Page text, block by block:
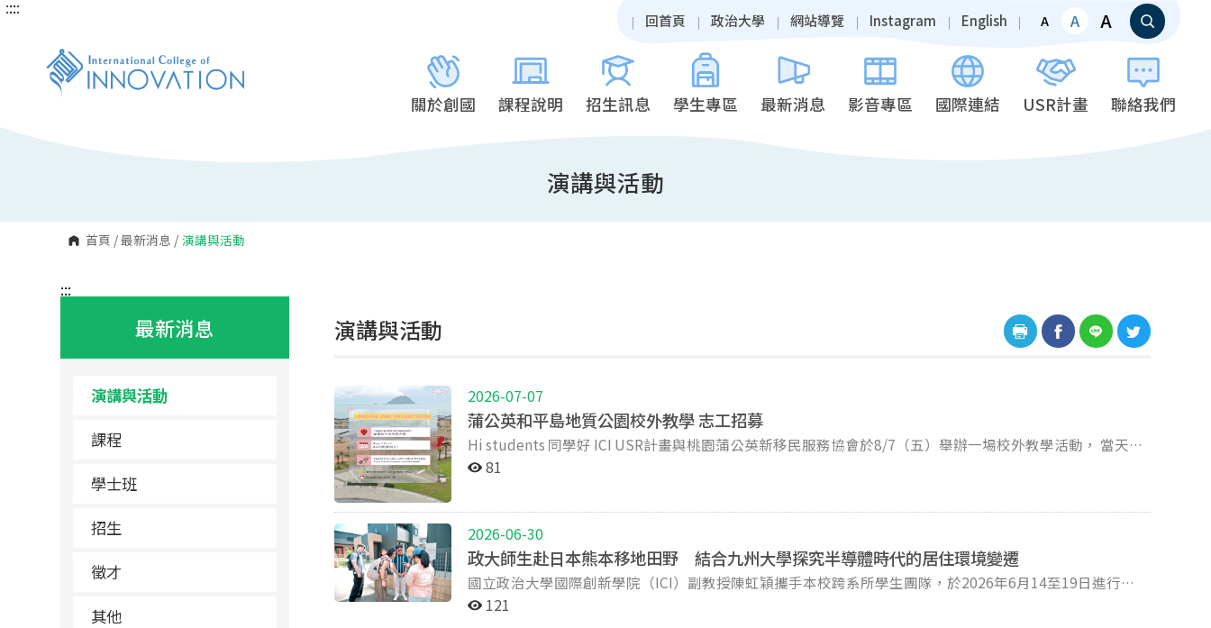
跳
:::
回首頁 政治大學 網站導覽 Instagram English A A A
關於創國 課程說明 招生訊息 學生專區 最新消息 影音專區 國際連結 USR計畫 聯絡我們
演講與活動
首頁 /最新消息 / 演講與活動
:::
最新消息
演講與活動
課程
學士班
招生
徵才
其他
:::
演講與活動
2026-07-07
蒲公英和平島地質公園校外教學 志工招募
Hi students 同學好 ICI USR計畫與桃園蒲公英新移民服務協會於8/7（五）舉辦一場校外教學活動， 當天下
午會帶領課後照顧班的小朋友到基隆的和平島地質公園遊玩。 我們誠摯地邀請有興趣一同參與的同學們來
事 項】 當天預計安排1小時的團康活動，想請欲參與的志工事前協助發想團康遊戲的安排！ 個人物品： 請
自備水壺、雨具、隨身藥品、海洋友善的防曬用品、備用衣物 午餐：我們會提供餐盒 費用： 請自備門票費
NT$60 交通： 需自行前往集合地點（保險需自理），不過最終仍會依報名人數確認是否提供基隆車站至地
質公園的車程補助，屆時會再通知大家 *報名截止：2026 / 7 / 15 (三) 晚上 12 點前 名額有限，歡迎有興趣的
81
2026-06-30
政大師生赴日本熊本移地田野 結合九州大學探究半導體時代的居住環境變遷
國立政治大學國際創新學院（ICI）副教授陳虹穎攜手本校跨系所學生團隊，於2026年6月14至19日進行為
期六天的熊本移地田野與國際學術交流計畫。本次出訪結合國科會「再造新城」研究計畫，以科學園區周邊
121